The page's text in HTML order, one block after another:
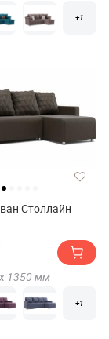
+1
Столлайн
1350 мм
+1